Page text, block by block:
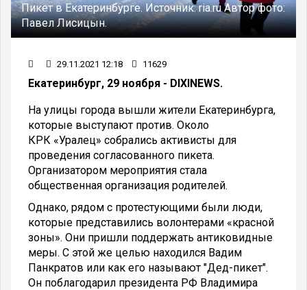
Пикет в Екатеринбурге.Источник:ria.ruАвтор фото:
Павел Лисицын.
29.11.2021 12:18 11629
Екатеринбург, 29 ноября - DIXINEWS.
На улицы города вышли жители Екатеринбурга,
которые выступают против. Около
КРК «Уралец» собрались активисты для
проведения согласованного пикета.
Организатором мероприятия стала
общественная организация родителей.
Однако, рядом с протестующими были люди,
которые представились волонтерами «красной
зоны». Они пришли поддержать антиковидные
меры. С этой же целью находился Вадим
Панкратов или как его называют "Дед-пикет".
Он поблагодарил президента РФ Владимира